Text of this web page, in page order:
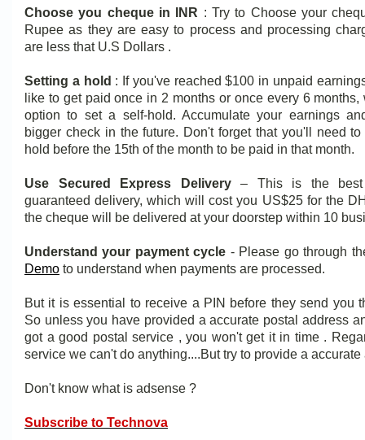
Choose you cheque in INR : Try to Choose your
Rupee as they are easy to process and processing
are less that U.S Dollars .
Setting a hold : If you've reached $100 in unpaid
like to get paid once in 2 months or once every 6 months,
option to set a self-hold. Accumulate your earnings
bigger check in the future. Don't forget that you'll need to
hold before the 15th of the month to be paid in that month.
Use Secured Express Delivery– This is the best
guaranteed delivery, which will cost you US$25 for the
the cheque will be delivered at your doorstep within 10
Understand your payment cycle - Please go through
Demo to understand when payments are processed.
But it is essential to receive a PIN before they send you
So unless you have provided a accurate postal address
got a good postal service , you won't get it in time .
service we can't do anything....But try to provide a accurate
Don't know what is adsense ?
Subscribe to Technova